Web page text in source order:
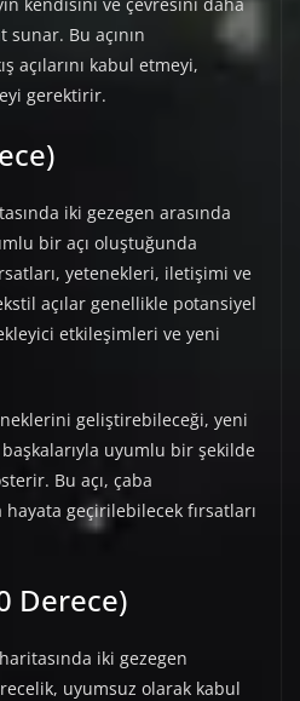
kendisini ve çevresini daha
sunar. Bu açının
açılarını kabul etmeyi,
gerektirir.
iki gezegen arasında
bir açı oluştuğunda
yetenekleri, iletişimi ve
açılar genellikle potansiyel
etkileşimleri ve yeni
geliştirebileceği, yeni
uyumlu bir şekilde
Bu açı, çaba
geçirilebilecek fırsatları
Derece)
iki gezegen
uyumsuz olarak kabul